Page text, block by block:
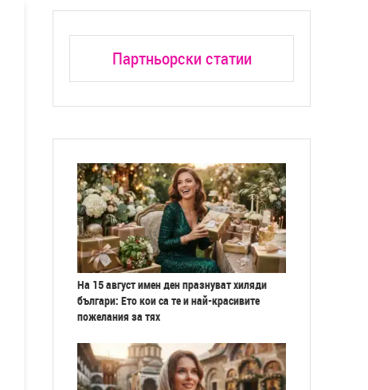
Партньорски статии
На 15 август имен ден празнуват хиляди
българи: Ето кои са те и най-красивите
пожелания за тях